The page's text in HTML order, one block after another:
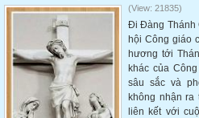
(View: 21835)
Đi Đàng Thánh
hội Công giáo
hương tới
khác của
sâu sắc và
không nhận ra
liên kết với